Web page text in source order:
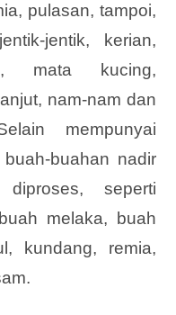
pulasan, tampoi,
jentik, kerian,
mata kucing,
nam-nam dan
mempunyai
buahan nadir
seperti
melaka, buah
kundang, remia,